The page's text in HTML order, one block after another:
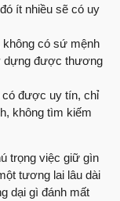
ít nhiều sẽ có uy
không có sứ mệnh
dựng được thương
có được uy tín, chỉ
không tìm kiếm
trọng việc giữ gìn
tương lai lâu dài
dại gì đánh mất